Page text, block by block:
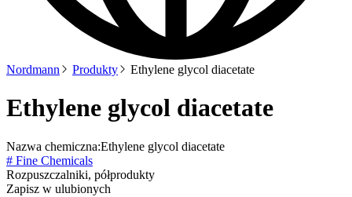
Nordmann Produkty Ethylene glycol diacetate
Ethylene glycol diacetate
Nazwa chemiczna:Ethylene glycol diacetate
# Fine Chemicals
Rozpuszczalniki, półprodukty
Zapisz w ulubionych